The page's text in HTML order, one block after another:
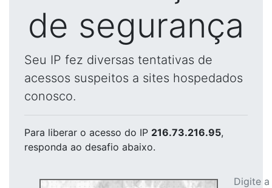
de segurança
Seu IP fez diversas tentativas de
acessos suspeitos a sites hospedados
conosco.
Para liberar o acesso do IP 216.73.216.95,
responda ao desafio abaixo.
Digite